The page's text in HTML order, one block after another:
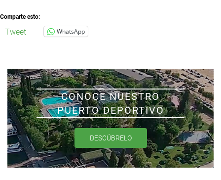
Comparte esto:
Tweet WhatsApp
CONOCE NUESTRO
PUERTO DEPORTIVO
DESCÚBRELO